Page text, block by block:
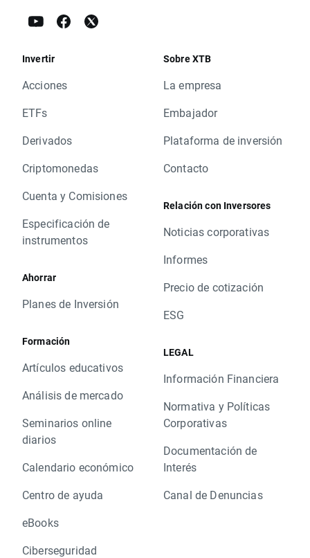
Invertir
Acciones
ETFs
Derivados
Criptomonedas
Cuenta y Comisiones
Especificación de
instrumentos
Ahorrar
Planes de Inversión
Formación
Artículos educativos
Análisis de mercado
Seminarios online
diarios
Calendario económico
Centro de ayuda
eBooks
Ciberseguridad
Sobre XTB
La empresa
Embajador
Plataforma de inversión
Contacto
Relación con Inversores
Noticias corporativas
Informes
Precio de cotización
ESG
LEGAL
Información Financiera
Normativa y Políticas
Corporativas
Documentación de
Interés
Canal de Denuncias